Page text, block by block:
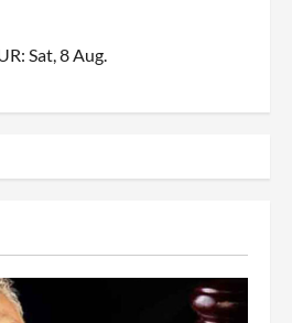
: Sat, 8 Aug.